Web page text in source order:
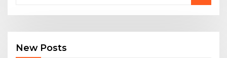
New Posts